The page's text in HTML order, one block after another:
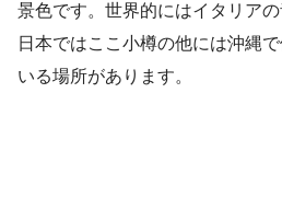
景色です。世界的にはイタリアの
日本ではここ小樽の他には沖縄
いる場所があります。